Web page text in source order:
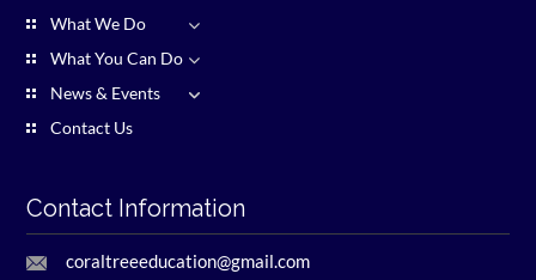
What We Do
What You Can Do
News & Events
Contact Us
Contact Information
coraltreeeducation@gmail.com